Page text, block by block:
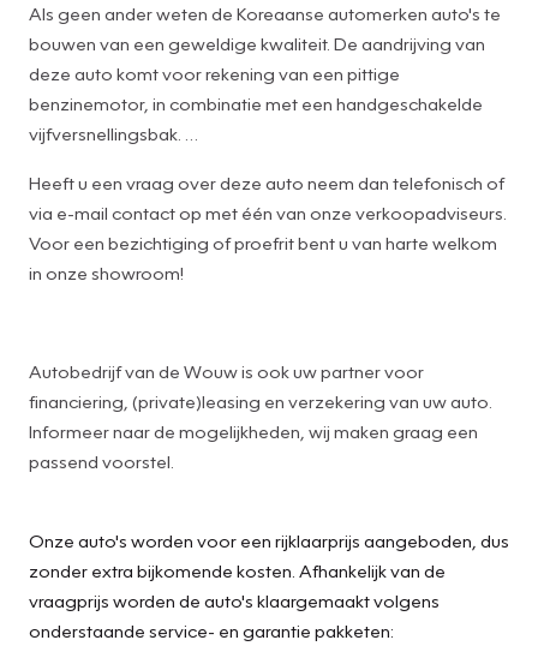
Als geen ander weten de Koreaanse automerken auto's te
bouwen van een geweldige kwaliteit. De aandrijving van
deze auto komt voor rekening van een pittige
benzinemotor, in combinatie met een handgeschakelde
vijfversnellingsbak.
Connected Services zorgen ervoor dat de belangrijkste
functies en data van de auto altijd en overal te checken zijn.
Gewoon via de app op de smartphone. Onderweg kunt u
veilig genieten van het audiosysteem met DAB-radio. Want
voorgeschreven snelheid wilt blijven: de cruise control.
Allicht is er in deze auto ook airconditioning. De Hyundai is
standaard voorzien van: centrale deurvergrendeling met
afstandsbediening, boordcomputer en verstelbaar stuur.
wordt beschermd door intelligente veiligheidssystemen.
Het Lane-keeping systeem let constant op en waarschuwt
of corrigeert als u onoplettend over de lijnen van de
Heeft u een vraag over deze auto neem dan telefonisch of
via e-mail contact op met één van onze verkoopadviseurs.
Voor een bezichtiging of proefrit bent u van harte welkom
in onze showroom!
Autobedrijf van de Wouw is ook uw partner voor
financiering, (private)leasing en verzekering van uw auto.
Informeer naar de mogelijkheden, wij maken graag een
passend voorstel.
Onze auto's worden voor een rijklaarprijs aangeboden, dus
zonder extra bijkomende kosten. Afhankelijk van de
vraagprijs worden de auto's klaargemaakt volgens
onderstaande service- en garantie pakketen: